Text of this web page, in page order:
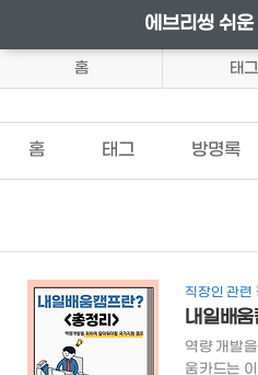
에브리씽 쉬
홈 태그
홈 태그 방명록
직장인 관련
역량 개발
움카드는